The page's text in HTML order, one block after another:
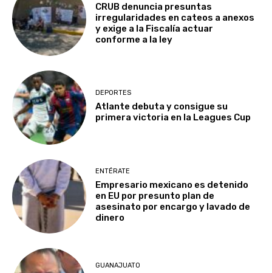
CRUB denuncia presuntas
irregularidades en cateos a anexos
y exige a la Fiscalía actuar
conforme a la ley
DEPORTES
Atlante debuta y consigue su
primera victoria en la Leagues Cup
ENTÉRATE
Empresario mexicano es detenido
en EU por presunto plan de
asesinato por encargo y lavado de
dinero
GUANAJUATO